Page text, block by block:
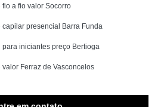
a fio valor Socorro
presencial Barra Funda
iniciantes preço Bertioga
Ferraz de Vasconcelos